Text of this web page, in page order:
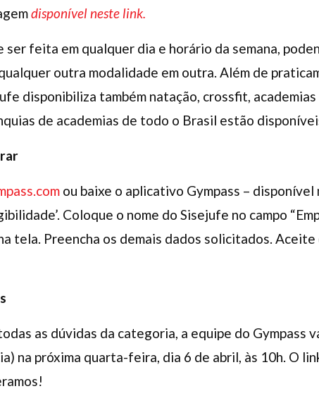
disponível neste link.
ser feita em qualquer dia e horário da semana,
outra modalidade em outra. Além de
disponibiliza também natação, crossfit,
de academias de todo o Brasil estão
ou baixe o aplicativo Gympass –
Coloque o nome do Sisejufe no campo
tela. Preencha os demais dados solicitados.
as dúvidas da categoria, a equipe do Gympass
na próxima quarta-feira, dia 6 de abril, às 10h. O